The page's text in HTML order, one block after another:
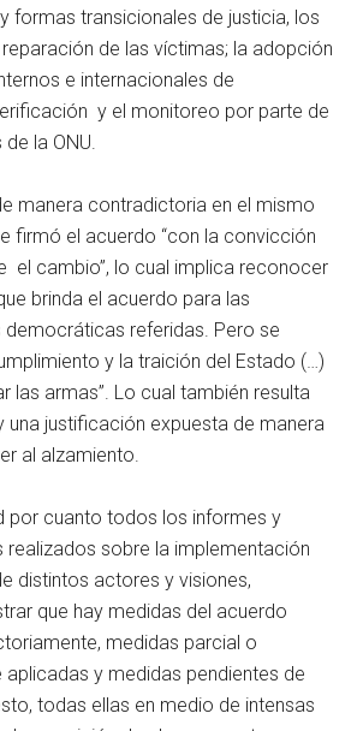
formas transicionales de justicia, los
de las víctimas; la adopción
e internacionales de
y el monitoreo por parte de
la ONU.
manera contradictoria en el mismo
firmó el acuerdo “con la convicción
el cambio”, lo cual implica reconocer
brinda el acuerdo para las
referidas. Pero se
y la traición del Estado (…)
las armas”. Lo cual también resulta
una justificación expuesta de manera
al alzamiento.
por cuanto todos los informes y
realizados sobre la implementación
distintos actores y visiones,
que hay medidas del acuerdo
medidas parcial o
y medidas pendientes de
todas ellas en medio de intensas